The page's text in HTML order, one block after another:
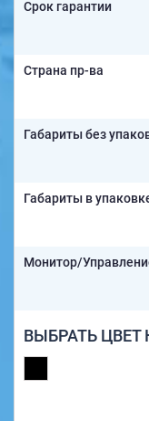
Срок гарантии
Страна пр-ва
Габариты без
Габариты в
Монитор/
ВЫБРАТЬ ЦВЕТ